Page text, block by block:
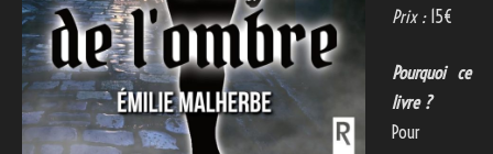
Prix :15€
Pourquoi ce
livre ?
Pour